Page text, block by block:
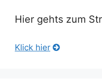
Hier gehts zum
Klick hier